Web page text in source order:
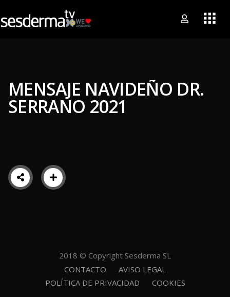
MENSAJE NAVIDEÑO DR.
SERRANO 2021
2018 © Copyright Sesderma SL
CONTACTO
AVISO LEGAL
POLÍTICA DE PRIVACIDAD
COOKIES